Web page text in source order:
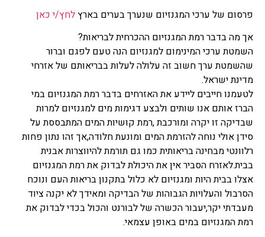
פרסום של ערכי המגנזיום שנערך בערים בארץלחץ/י כאן
אך מה בדבר רמת המגנזיום ההכרחית לבריאות?
השמטת ערכי המינימום למגנזיום הנה טעם לפגם וברור
שהשמטת ערך חשוב זה עלולה לעלות בבריאותם של אזרחי
מדינת ישראל.
לטעמנו חייבים ליידע את האזרחים בדבר רמת המגנזיום במי
הברז אותם אנו שותים ולבצע דגימות מים למגנזיום למרות
שבדיקה זו יקרה ומורכבת ,רמת קושיות המים המתבססת על
סידן אולי נוחה להזרמת המים ומונעת חלודה,אך זהו נתון פחות
רלוונטי מבחינה בריאותית כמו גם תורמת להיווצרות אבנית
בבית.לאזרח הסביר אין את היכולת לבדוק את רמת המגנזיום
אצלו בבית היות ומגנזיום לא כלול בתקנון בריאות העם ונוכח
הסרבול והעלויות הגבוהות של הבדיקה ומאידך לא יקנה ציוד
מעבדתי יקר,יעבור הכשרה של לבורנט והכול בכדי לבדוק את
רמת המגנזיום במים באופן עצמאי.